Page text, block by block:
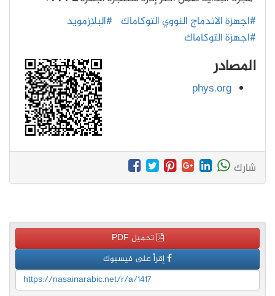
#اجهزة الاندماج النووي التوكاماك #البلازمويد
#اجهزة التوكاماك
المصادر
phys.org
شارك
تحميل PDF
إقرأ على فيسبوك
https://nasainarabic.net/r/a/1417